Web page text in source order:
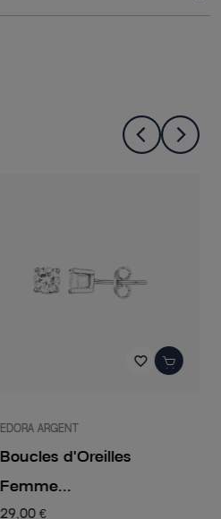
favorite_border
EDORA ARGENT
Boucles d'Oreilles
Femme...
29,00 €